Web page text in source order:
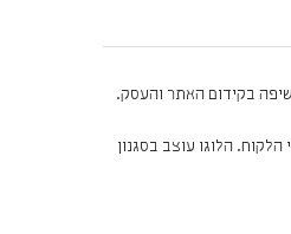
בקידום האתר והעסק.
הלוגו עוצב בסגנון